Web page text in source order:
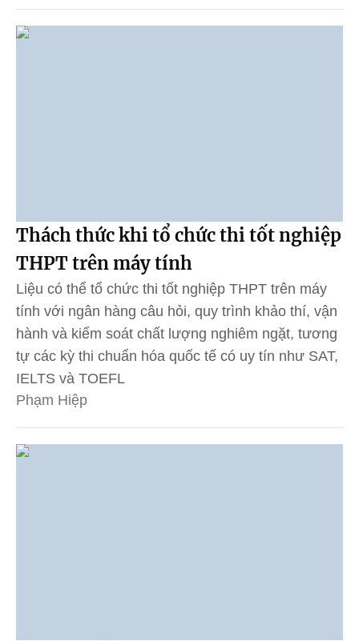
Thách thức khi tổ chức thi tốt nghiệp
THPT trên máy tính
Liệu có thể tổ chức thi tốt nghiệp THPT trên máy
tính với ngân hàng câu hỏi, quy trình khảo thí, vận
hành và kiểm soát chất lượng nghiêm ngặt, tương
tự các kỳ thi chuẩn hóa quốc tế có uy tín như SAT,
IELTS và TOEFL
Phạm Hiệp